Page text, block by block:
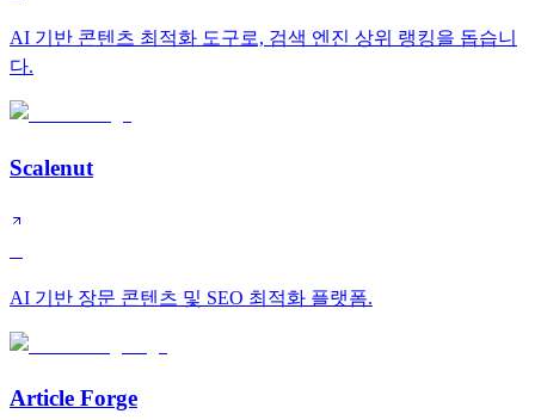
AI 기반 콘텐츠 최적화 도구로, 검색 엔진 상위 랭킹을 돕습니
다.
Scalenut
AI 기반 장문 콘텐츠 및 SEO 최적화 플랫폼.
Article Forge